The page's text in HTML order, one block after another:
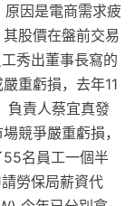
因是電商需求疲
股價在盤前交易
秀出董事長寫的
重虧損，去年11
負責人蔡宜真發
競爭嚴重虧損，
55名員工一個半
勞保局薪資代